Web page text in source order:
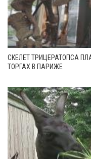
СКЕЛЕТ ТРИЦЕРАТОПСА
ТОРГАХ В ПАРИЖЕ